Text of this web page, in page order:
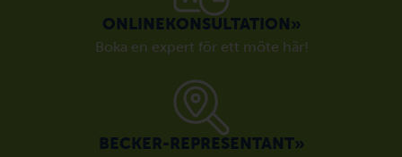
ONLINEKONSULTATION»
Boka en expert för ett möte här!
BECKER-REPRESENTANT»